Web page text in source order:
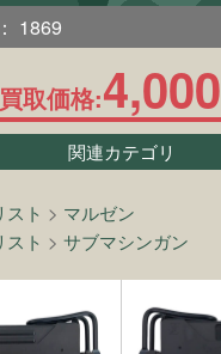
1869
買取価格:4,000
関連カテゴリ
スト > マルゼン
スト > サブマシンガン